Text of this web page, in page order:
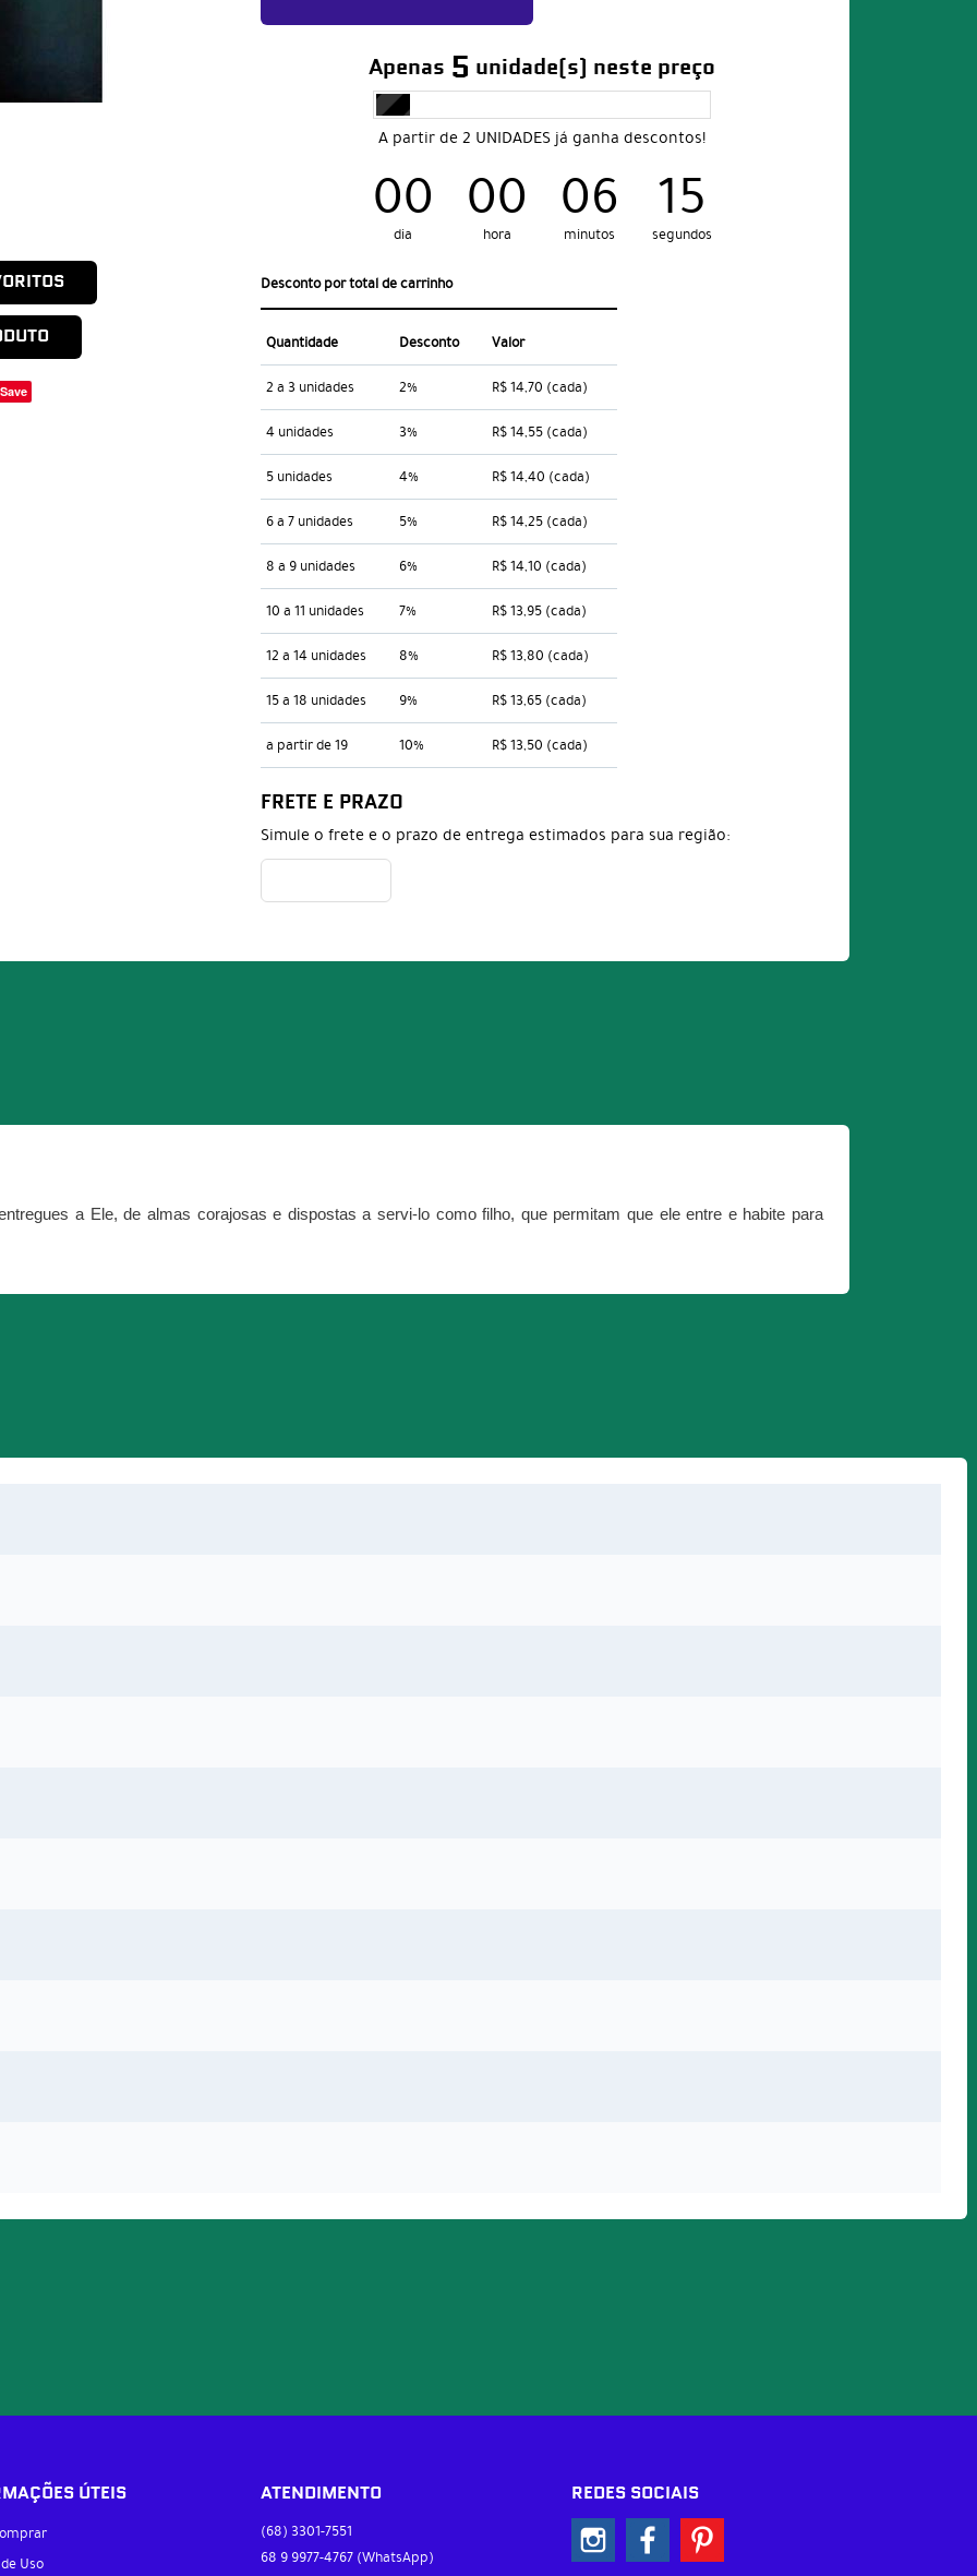
Save
Apenas 5 unidade(s) neste preço
A partir de 2 UNIDADES já ganha descontos!
00
dia 00
hora 06
minutos 14
segundos
Desconto por total de carrinho
Quantidade Desconto Valor
2 a 3 unidades 2% R$ 14,70 (cada)
4 unidades 3% R$ 14,55 (cada)
5 unidades 4% R$ 14,40 (cada)
6 a 7 unidades 5% R$ 14,25 (cada)
8 a 9 unidades 6% R$ 14,10 (cada)
10 a 11 unidades 7% R$ 13,95 (cada)
12 a 14 unidades 8% R$ 13,80 (cada)
15 a 18 unidades 9% R$ 13,65 (cada)
a partir de 19 10% R$ 13,50 (cada)
FRETE E PRAZO
Simule o frete e o prazo de entrega estimados para sua região:
a Ele, de almas corajosas e dispostas a servi-lo como filho, que permitam que ele entre e habite para
ÚTEIS
Uso
ATENDIMENTO
(68) 3301-7551
68 9 9977-4767 (WhatsApp)
REDES SOCIAIS